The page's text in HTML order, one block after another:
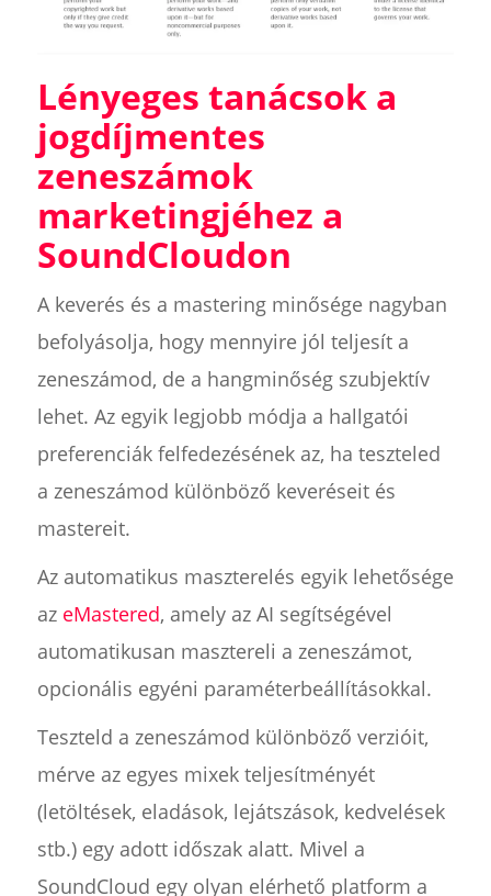
Lényeges tanácsok a
jogdíjmentes
zeneszámok
marketingjéhez a
SoundCloudon
A keverés és a mastering minősége nagyban
befolyásolja, hogy mennyire jól teljesít a
zeneszámod, de a hangminőség szubjektív
lehet. Az egyik legjobb módja a hallgatói
preferenciák felfedezésének az, ha teszteled
a zeneszámod különböző keveréseit és
mastereit.
Az automatikus maszterelés egyik lehetősége
az eMastered, amely az AI segítségével
automatikusan masztereli a zeneszámot,
opcionális egyéni paraméterbeállításokkal.
Teszteld a zeneszámod különböző verzióit,
mérve az egyes mixek teljesítményét
(letöltések, eladások, lejátszások, kedvelések
stb.) egy adott időszak alatt. Mivel a
SoundCloud egy olyan elérhető platform a